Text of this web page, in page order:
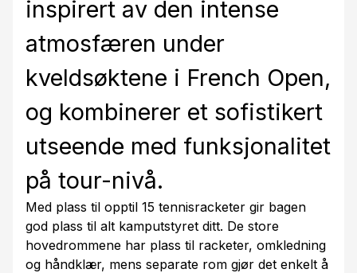
inspirert av den intense
atmosfæren under
kveldsøktene i French Open,
og kombinerer et sofistikert
utseende med funksjonalitet
på tour-nivå.
Med plass til opptil 15 tennisracketer gir bagen
god plass til alt kamputstyret ditt. De store
hovedrommene har plass til racketer, omkledning
og håndklær, mens separate rom gjør det enkelt å